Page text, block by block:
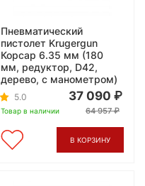
Пневматический
пистолет Krugergun
Корсар 6.35 мм (180
мм, редуктор, D42,
дерево, с манометром)
5.0
Товар в наличии
37 090
64 957
В КОРЗИНУ